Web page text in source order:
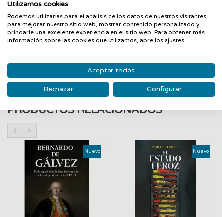
Bruselas, la capital de Europa, donde se dictan leyes que,
desde la transparencia y la información, deberían priorizar
PRODUCTOS RELACIONADOS
‹ ›
Nuevo Nuevo
Utilizamos cookies
Podemos utilizarlas para el análisis de los datos de nuestros visitantes,
para mejorar nuestro sitio web, mostrar contenido personalizado y
brindarle una excelente experiencia en el sitio web. Para obtener más
información sobre las cookies que utilizamos, abre los ajustes.
Aceptar todas
Rechazar Configurar